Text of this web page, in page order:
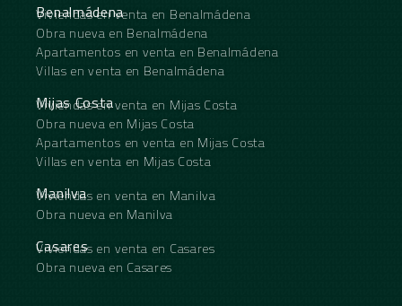
Benalmádena
Viviendas en venta en Benalmádena
Obra nueva en Benalmádena
Apartamentos en venta en Benalmádena
Villas en venta en Benalmádena
Mijas Costa
Viviendas en venta en Mijas Costa
Obra nueva en Mijas Costa
Apartamentos en venta en Mijas Costa
Villas en venta en Mijas Costa
Manilva
Viviendas en venta en Manilva
Obra nueva en Manilva
Casares
Viviendas en venta en Casares
Obra nueva en Casares